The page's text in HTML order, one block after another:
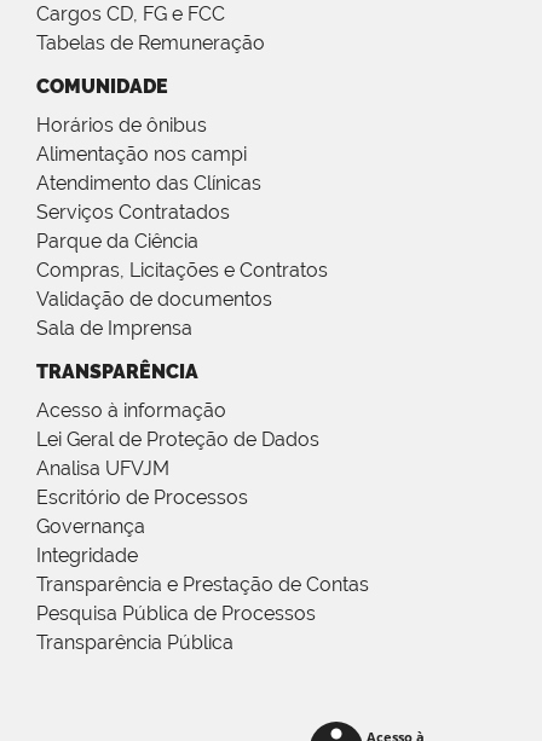
Cargos CD, FG e FCC
Tabelas de Remuneração
COMUNIDADE
Horários de ônibus
Alimentação nos campi
Atendimento das Clínicas
Serviços Contratados
Parque da Ciência
Compras, Licitações e Contratos
Validação de documentos
Sala de Imprensa
TRANSPARÊNCIA
Acesso à informação
Lei Geral de Proteção de Dados
Analisa UFVJM
Escritório de Processos
Governança
Integridade
Transparência e Prestação de Contas
Pesquisa Pública de Processos
Transparência Pública